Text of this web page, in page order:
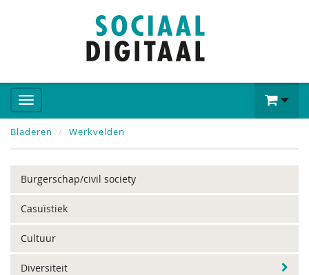
Bladeren Werkvelden
Burgerschap/civil society
Casuïstiek
Cultuur
Diversiteit